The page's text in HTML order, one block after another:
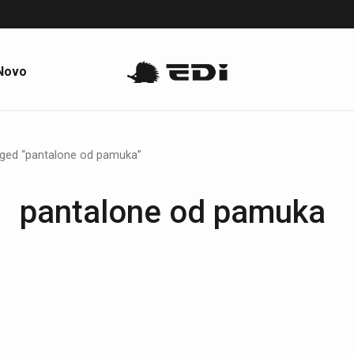
“pantalone od pamuka”
pantalone od pamuka